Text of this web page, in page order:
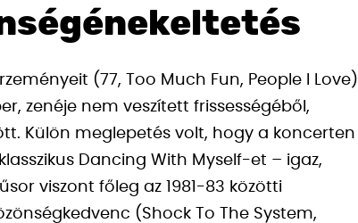
(77, Too Much Fun, People I Love)
zenéje nem veszített frissességéből,
Külön meglepetés volt, hogy a koncerten
Dancing With Myself-et – igaz,
viszont főleg az 1981-83 közötti
(Shock To The System,